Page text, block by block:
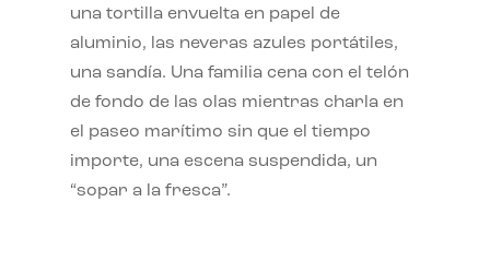
una tortilla envuelta en papel de
aluminio, las neveras azules portátiles,
una sandía. Una familia cena con el telón
de fondo de las olas mientras charla en
el paseo marítimo sin que el tiempo
importe, una escena suspendida, un
“sopar a la fresca”.